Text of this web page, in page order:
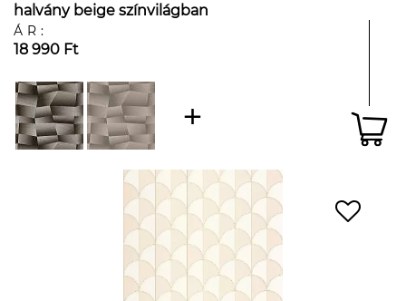
halvány beige színvilágban
ÁR:
18 990 Ft